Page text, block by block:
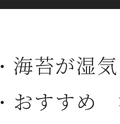
・海苔が湿
・おすすめ